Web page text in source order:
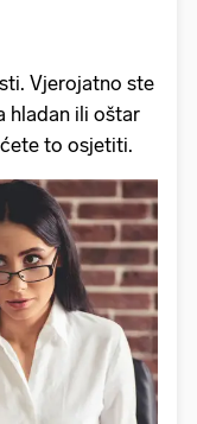
Vjerojatno ste
hladan ili oštar
to osjetiti.